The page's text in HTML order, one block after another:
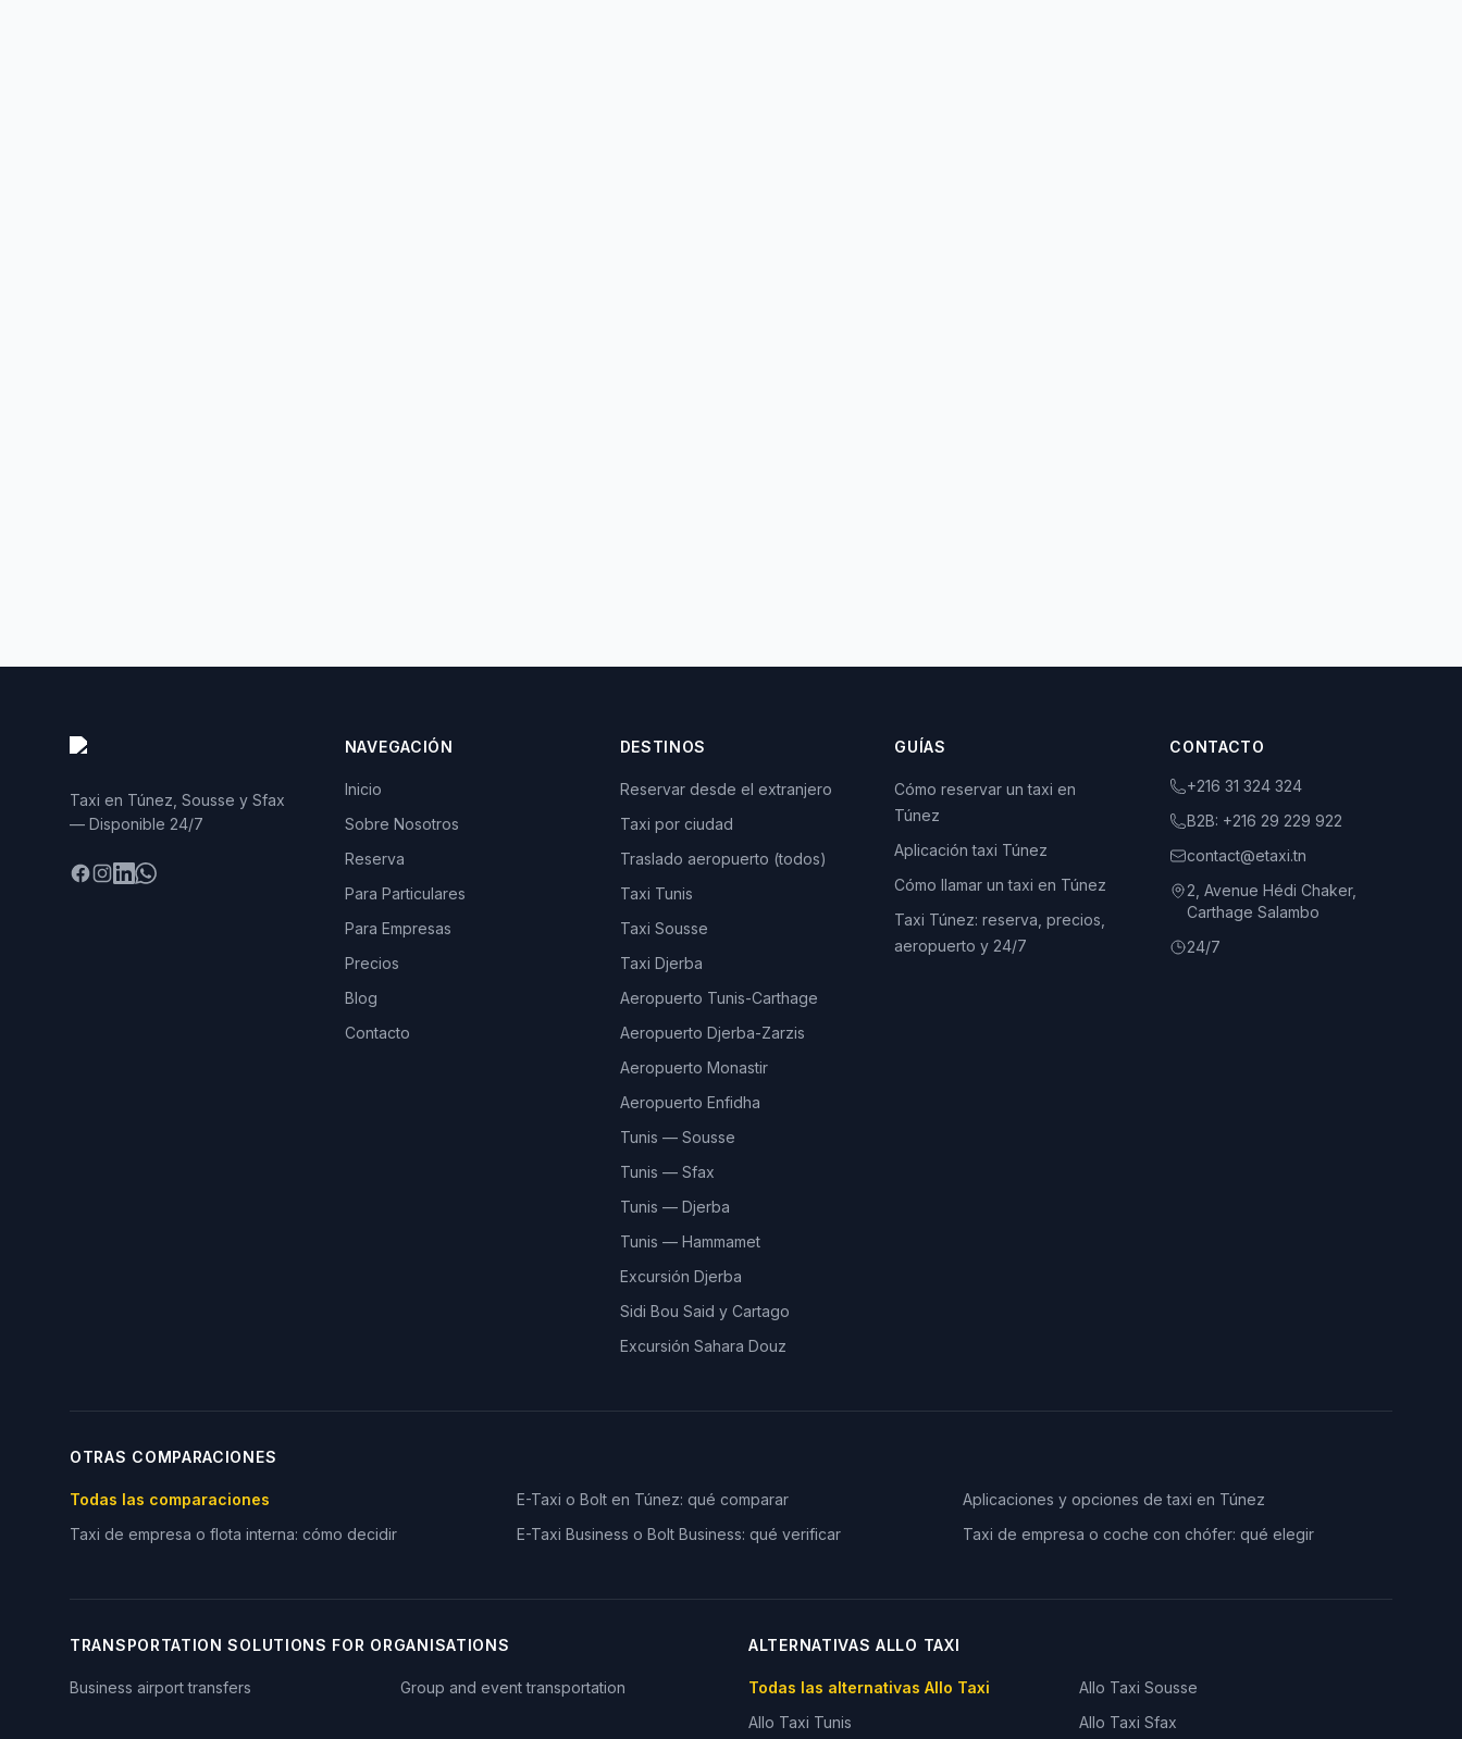
Taxi en Túnez, Sousse y Sfax
— Disponible 24/7
Facebook
Instagram
LinkedIn
WhatsApp
NAVEGACIÓN
Inicio
Sobre Nosotros
Reserva
Para Particulares
Para Empresas
Precios
Blog
Contacto
DESTINOS
Reservar desde el extranjero
Taxi por ciudad
Traslado aeropuerto (todos)
Taxi Tunis
Taxi Sousse
Taxi Djerba
Aeropuerto Tunis-Carthage
Aeropuerto Djerba-Zarzis
Aeropuerto Monastir
Aeropuerto Enfidha
Tunis — Sousse
Tunis — Sfax
Tunis — Djerba
Tunis — Hammamet
Excursión Djerba
Sidi Bou Said y Cartago
Excursión Sahara Douz
GUÍAS
Cómo reservar un taxi en
Túnez
Aplicación taxi Túnez
Cómo llamar un taxi en Túnez
Taxi Túnez: reserva, precios,
aeropuerto y 24/7
CONTACTO
+216 31 324 324
B2B: +216 29 229 922
contact@etaxi.tn
2, Avenue Hédi Chaker,
Carthage Salambo
24/7
OTRAS COMPARACIONES
Todas las comparaciones E-Taxi o Bolt en Túnez: qué comparar
Aplicaciones y opciones de taxi en Túnez
Taxi de empresa o flota interna: cómo decidir
E-Taxi Business o Bolt Business: qué verificar Taxi de empresa o coche con chófer: qué elegir
TRANSPORTATION SOLUTIONS FOR ORGANISATIONS
Business airport transfers Group and event transportation
ALTERNATIVAS ALLO TAXI
Todas las alternativas Allo Taxi Allo Taxi Sousse
Allo Taxi Tunis Allo Taxi Sfax